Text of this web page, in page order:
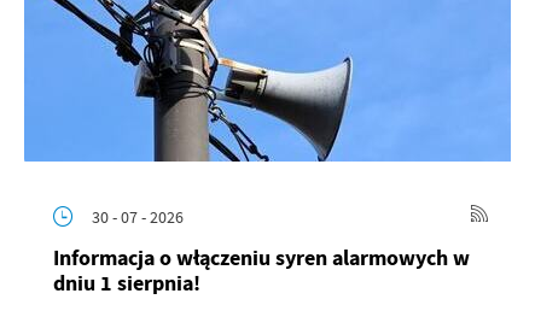
30 - 07 - 2026
Informacja o włączeniu syren alarmowych w
dniu 1 sierpnia!